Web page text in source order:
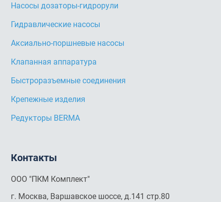
Насосы дозаторы-гидрорули
Гидравлические насосы
Аксиально-поршневые насосы
Клапанная аппаратура
Быстроразъемные соединения
Крепежные изделия
Редукторы BERMA
Контакты
ООО "ПКМ Комплект"
г. Москва, Варшавское шоссе, д.141 стр.80